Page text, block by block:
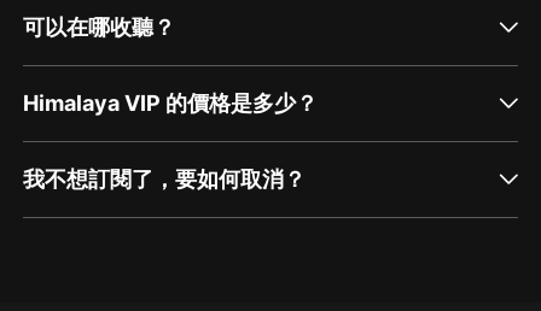
可以在哪收聽？
Himalaya VIP 的價格是多少？
我不想訂閱了，要如何取消？